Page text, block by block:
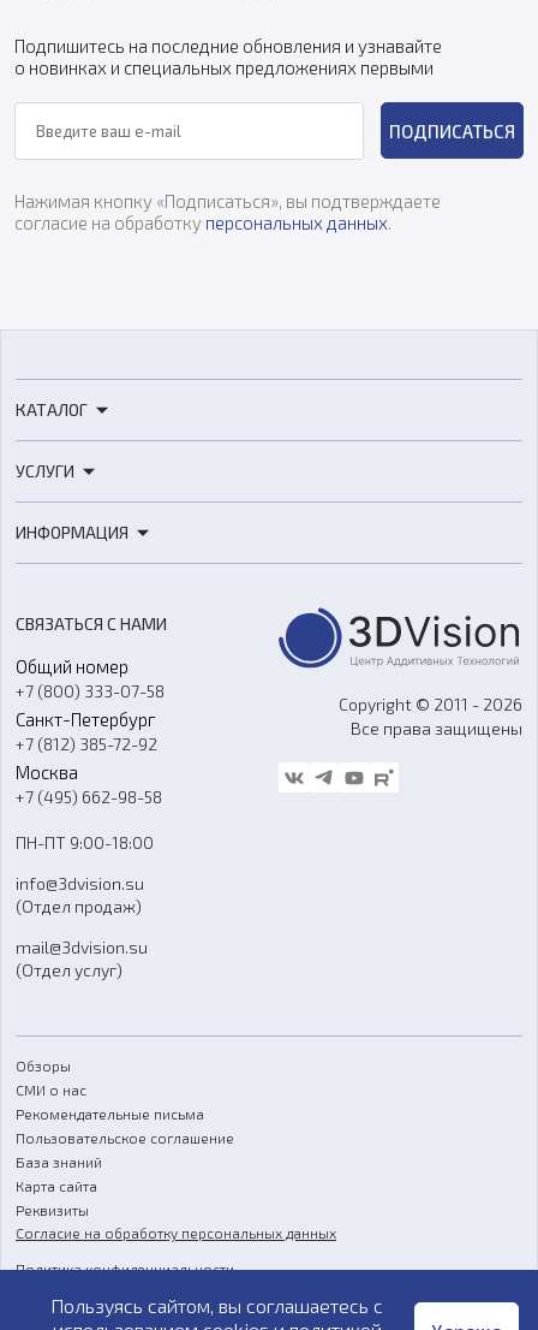
Подпишитесь на последние обновления и узнавайте
о новинках и специальных предложениях первыми
ПОДПИСАТЬСЯ
Нажимая кнопку «Подписаться», вы подтверждаете
согласие на обработку персональных данных.
КАТАЛОГ
3D-сканеры
Расходные материалы
Оборудование и материалы для вакуумного литья
Аксессуары и прочее оборудование
Программное обеспечение
УСЛУГИ
3D-моделирование
Ремонт и услуги
ИНФОРМАЦИЯ
О компании
Контакты
Гос. закупки
Стать дилером
Блог
FAQ
СВЯЗАТЬСЯ С НАМИ
Общий номер
+7 (800) 333-07-58
Санкт-Петербург
+7 (812) 385-72-92
Москва
+7 (495) 662-98-58
ПН-ПТ 9:00-18:00
info@3dvision.su
(Отдел продаж)
mail@3dvision.su
(Отдел услуг)
Copyright © 2011 - 2026
Все права защищены
Обзоры
СМИ о нас
Рекомендательные письма
Пользовательское соглашение
База знаний
Карта сайта
Реквизиты
Согласие на обработку персональных данных
Политика конфиденциальности
Публичная оферта
Пользуясь сайтом, вы соглашаетесь с